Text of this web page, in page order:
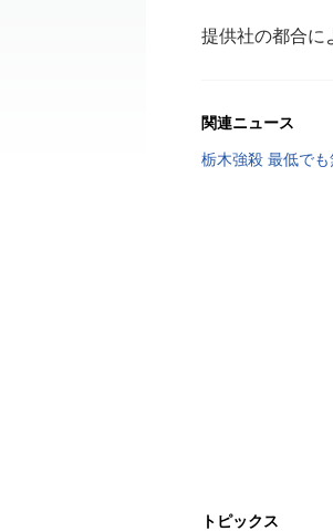
提供社の都合に
関連ニュース
栃木強殺 最低で
トピックス